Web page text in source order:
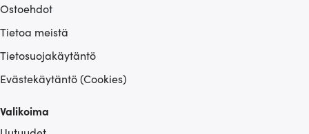
Ostoehdot
Tietoa meistä
Tietosuojakäytäntö
Evästekäytäntö (Cookies)
Valikoima